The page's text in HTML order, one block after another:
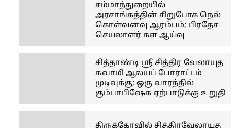
சம்மாந்துறையில்
அரசாங்கத்தின் சிறுபோக நெல்
கொள்வனவு ஆரம்பம்; பிரதேச
செயலாளர் கள ஆய்வு
சித்தாண்டி ஸ்ரீ சித்திர வேலாயுத
சுவாமி ஆலயப் போராட்டம்
முடிவுக்கு; ஒரு வாரத்தில்
கும்பாபிஷேக ஏற்பாடுக்கு உறுதி